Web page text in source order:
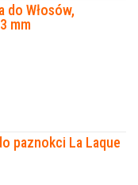
do Włosów,
mm
paznokci La Laque